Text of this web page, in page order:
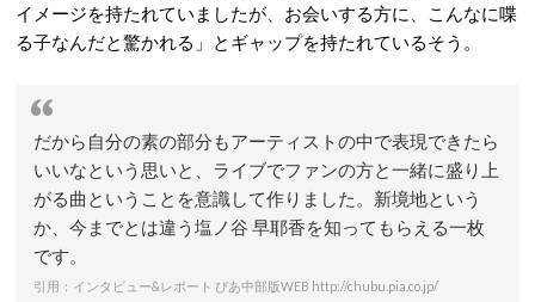
イメージを持たれていましたが、お会いする方に、こんなに喋
る子なんだと驚かれる」とギャップを持たれているそう。
だから自分の素の部分もアーティストの中で表現できたら
いいなという思いと、ライブでファンの方と一緒に盛り上
がる曲ということを意識して作りました。新境地という
か、今までとは違う塩ノ谷 早耶香を知ってもらえる一枚
です。
引用：インタビュー&レポート ぴあ中部版WEB http://chubu.pia.co.jp/